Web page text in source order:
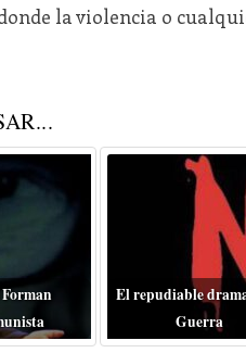
la violencia o
El repudiable
Guerra